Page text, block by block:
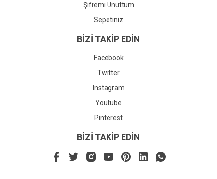
Şifremi Unuttum
Sepetiniz
BİZİ TAKİP EDİN
Facebook
Twitter
Instagram
Youtube
Pinterest
BİZİ TAKİP EDİN